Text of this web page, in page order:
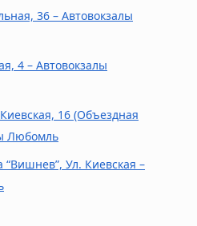
36 – Автовокзалы
4 – Автовокзалы
16 (объездная
Любомль
“Вишнев”, Ул. Киевская –